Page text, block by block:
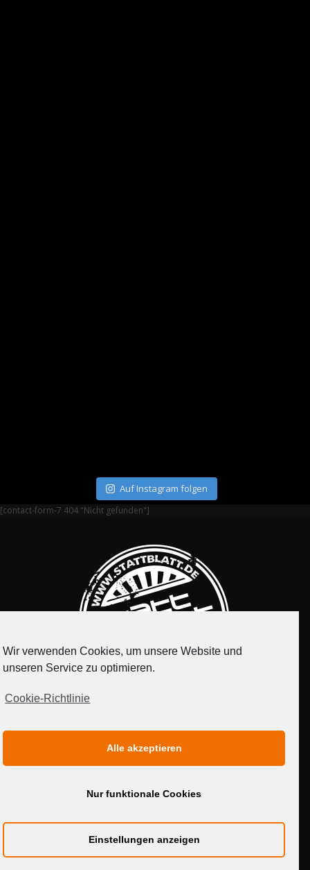
Auf Instagram folgen
[contact-form-7 404 "Nicht gefunden"]
MEDIADATEN
Wir verwenden Cookies, um unsere Website und
unseren Service zu optimieren.
Cookie-Richtlinie
Alle akzeptieren
Nur funktionale Cookies
Einstellungen anzeigen